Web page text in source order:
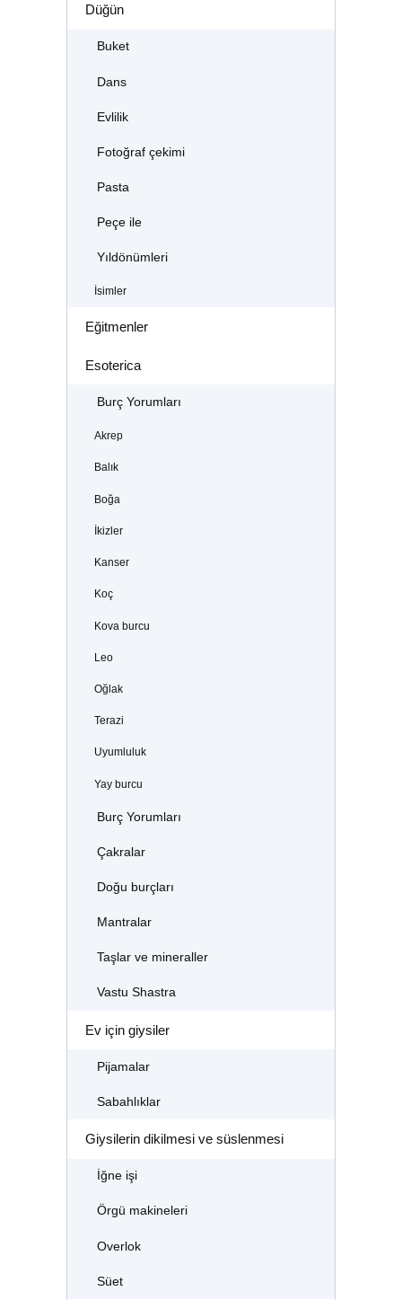
Düğün
Buket
Dans
Evlilik
Fotoğraf çekimi
Pasta
Peçe ile
Yıldönümleri
İsimler
Eğitmenler
Esoterica
Burç Yorumları
Akrep
Balık
Boğa
İkizler
Kanser
Koç
Kova burcu
Leo
Oğlak
Terazi
Uyumluluk
Yay burcu
Burç Yorumları
Çakralar
Doğu burçları
Mantralar
Taşlar ve mineraller
Vastu Shastra
Ev için giysiler
Pijamalar
Sabahlıklar
Giysilerin dikilmesi ve süslenmesi
İğne işi
Örgü makineleri
Overlok
Süet